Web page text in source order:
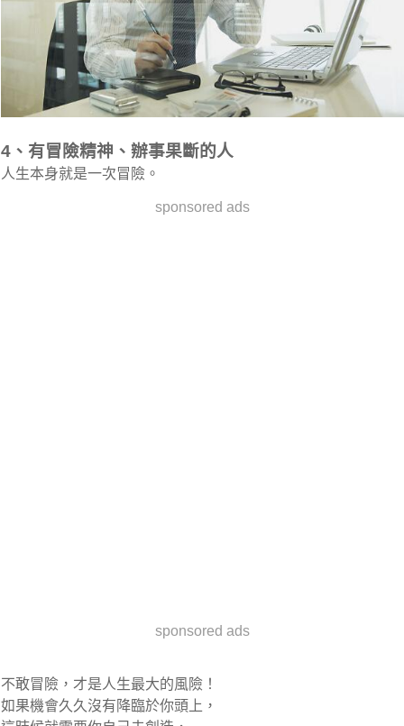
4、有冒險精神、辦事果斷的人
人生本身就是一次冒險。
sponsored ads
sponsored ads
不敢冒險，才是人生最大的風險！
如果機會久久沒有降臨於你頭上，